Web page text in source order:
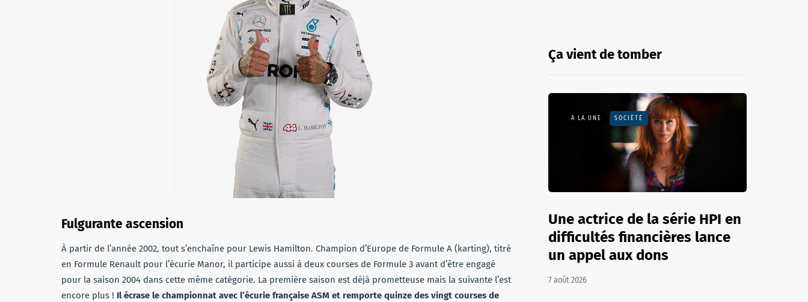
Fulgurante ascension
À partir de l’année 2002, tout s’enchaîne pour Lewis Hamilton. Champion d’Europe de Formule A (karting), titré
en Formule Renault pour l’écurie Manor, il participe aussi à deux courses de Formule 3 avant d’être engagé
pour la saison 2004 dans cette même catégorie. La première saison est déjà prometteuse mais la suivante l’est
encore plus ! Il écrase le championnat avec l’écurie française ASM et remporte quinze des vingt courses de
Ça vient de tomber
A LA UNE SOCIÉTÉ
Une actrice de la série HPI en
difficultés financières lance
un appel aux dons
7 août 2026